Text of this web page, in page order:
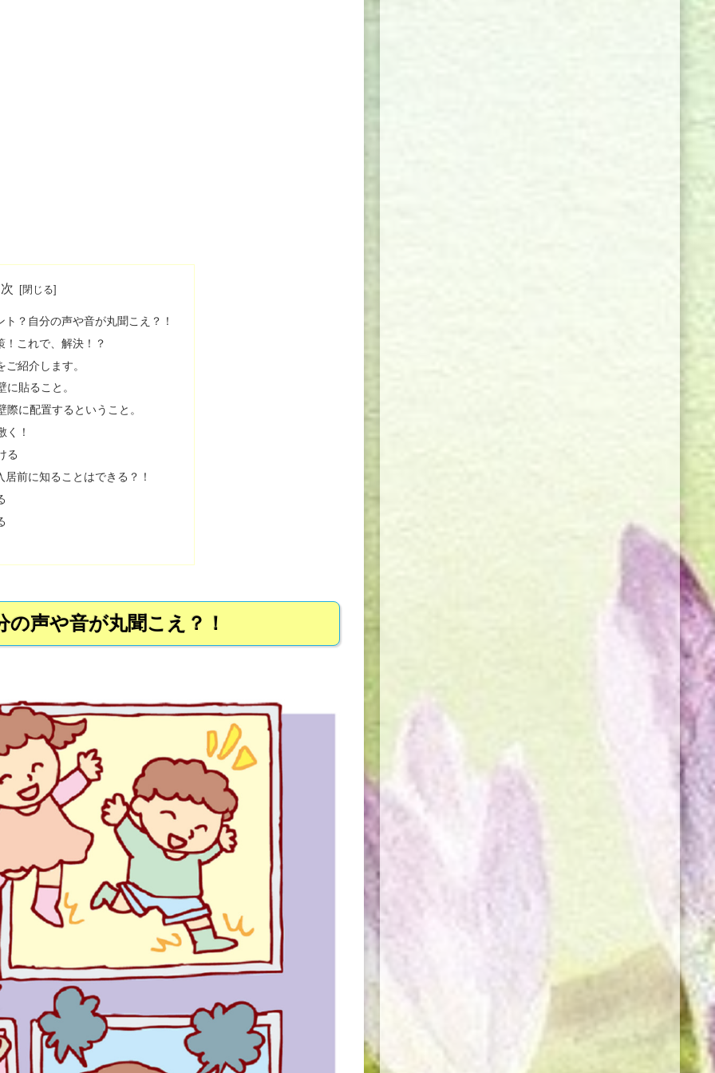
？自分の声や音が丸聞こえ？！
これで、解決！？
紹介します。
に貼ること。
際に配置するということ。
く！
る
前に知ることはできる？！
声や音が丸聞こえ？！